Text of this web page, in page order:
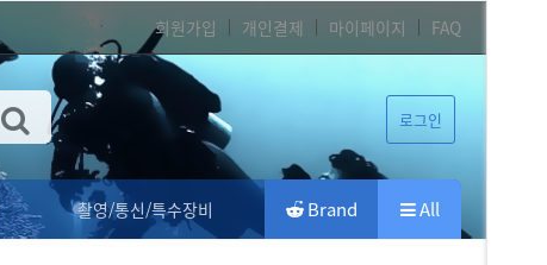
회원가입 개인결제 마이페이지 FAQ
로그인
All
Brand
촬영/통신/특수장비